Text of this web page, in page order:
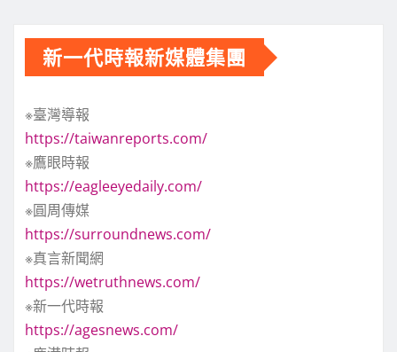
新一代時報新媒體集團
※臺灣導報
https://taiwanreports.com/
※鷹眼時報
https://eagleeyedaily.com/
※圓周傳媒
https://surroundnews.com/
※真言新聞網
https://wetruthnews.com/
※新一代時報
https://agesnews.com/